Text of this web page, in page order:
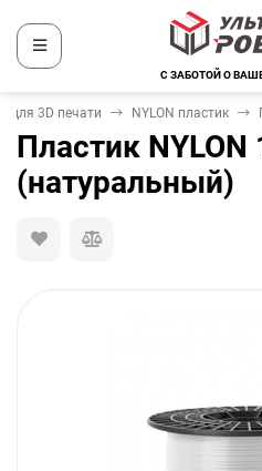
С ЗАБОТОЙ О
для 3D печати NYLON пластик
Пластик NYLON
(натуральный)